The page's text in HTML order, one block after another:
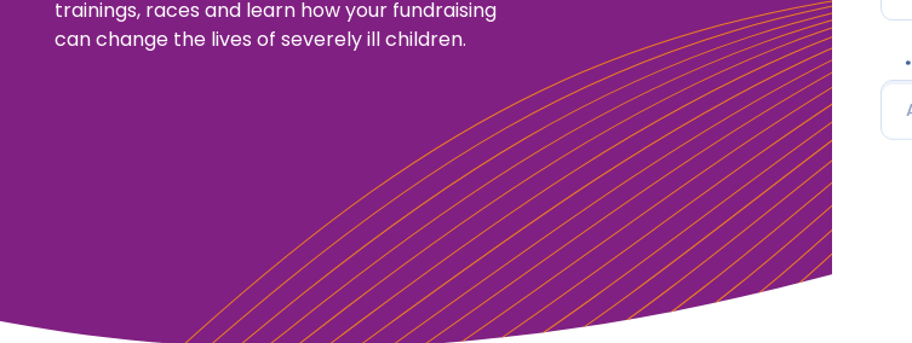
trainings, races and learn how your fundraising
can change the lives of severely ill children.